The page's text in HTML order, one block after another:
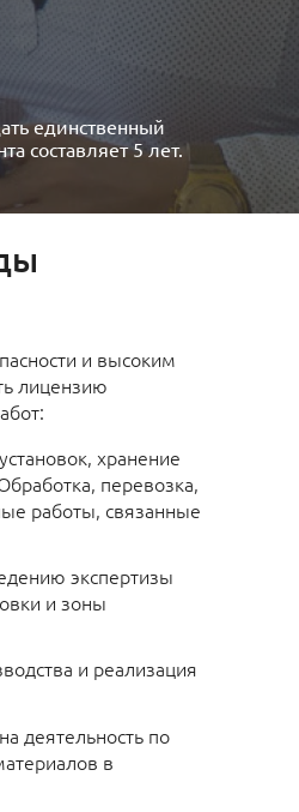
единственный
составляет 5 лет.
и высоким
лицензию
хранение
перевозка,
работы, связанные
экспертизы
и зоны
и реализация
деятельность по
в